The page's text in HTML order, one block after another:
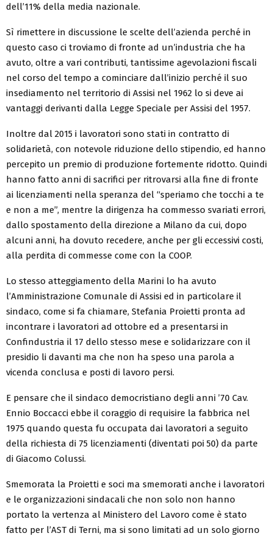
dell’11% della media nazionale.
Sì rimettere in discussione le scelte dell’azienda perché in
questo caso ci troviamo di fronte ad un’industria che ha
avuto, oltre a vari contributi, tantissime agevolazioni fiscali
nel corso del tempo a cominciare dall’inizio perché il suo
insediamento nel territorio di Assisi nel 1962 lo si deve ai
vantaggi derivanti dalla Legge Speciale per Assisi del 1957.
Inoltre dal 2015 i lavoratori sono stati in contratto di
solidarietà, con notevole riduzione dello stipendio, ed hanno
percepito un premio di produzione fortemente ridotto. Quindi
hanno fatto anni di sacrifici per ritrovarsi alla fine di fronte
ai licenziamenti nella speranza del “speriamo che tocchi a te
e non a me”, mentre la dirigenza ha commesso svariati errori,
dallo spostamento della direzione a Milano da cui, dopo
alcuni anni, ha dovuto recedere, anche per gli eccessivi costi,
alla perdita di commesse come con la COOP.
Lo stesso atteggiamento della Marini lo ha avuto
l’Amministrazione Comunale di Assisi ed in particolare il
sindaco, come si fa chiamare, Stefania Proietti pronta ad
incontrare i lavoratori ad ottobre ed a presentarsi in
Confindustria il 17 dello stesso mese e solidarizzare con il
presidio li davanti ma che non ha speso una parola a
vicenda conclusa e posti di lavoro persi.
E pensare che il sindaco democristiano degli anni ’70 Cav.
Ennio Boccacci ebbe il coraggio di requisire la fabbrica nel
1975 quando questa fu occupata dai lavoratori a seguito
della richiesta di 75 licenziamenti (diventati poi 50) da parte
di Giacomo Colussi.
Smemorata la Proietti e soci ma smemorati anche i lavoratori
e le organizzazioni sindacali che non solo non hanno
portato la vertenza al Ministero del Lavoro come è stato
fatto per l’AST di Terni, ma si sono limitati ad un solo giorno